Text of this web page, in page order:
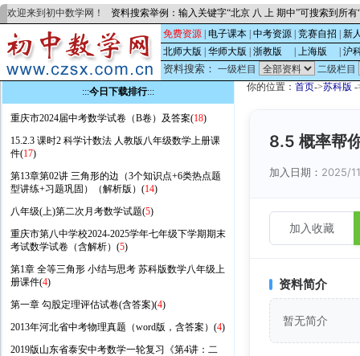
欢迎来到初中数学网！ 资料搜索举例：输入关键字“北京 八 上 期中”可搜索到所
免费资源 电子课本 中考资源 竞赛自招
新
北师大版
华师大版 浙教版 上海版 沪
资料搜索： 一级栏目
二级栏目
:::今日下载排行:::
重庆市2024届中考数学试卷（B卷）及答案(18)
15.2.3 课时2 科学计数法 人教版八年级数学上册课
件(17)
第13章第02讲 三角形的边（3个知识点+6类热点题
型讲练+习题巩固）（解析版）(14)
八年级(上)第二次月考数学试题(5)
重庆市第八中学校2024-2025学年七年级下学期期末
考试数学试卷（含解析）(5)
第1章 全等三角形 小结与思考 苏科版数学八年级上
册课件(4)
第一章 勾股定理评估试卷(含答案)(4)
2013年河北省中考物理真题（word版，含答案）(4)
2019版山东省泰安中考数学一轮复习《第4讲：二
你的位置： 首页->苏科版 -
8.5 概率帮
加入日期： 2025/
加入收藏
资料简介
暂无简介